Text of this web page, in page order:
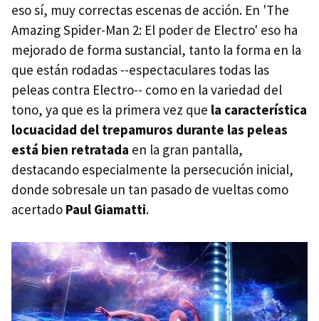
eso sí, muy correctas escenas de acción. En 'The
Amazing Spider-Man 2: El poder de Electro' eso ha
mejorado de forma sustancial, tanto la forma en la
que están rodadas --espectaculares todas las
peleas contra Electro-- como en la variedad del
tono, ya que es la primera vez que la característica
locuacidad del trepamuros durante las peleas
está bien retratada en la gran pantalla,
destacando especialmente la persecución inicial,
donde sobresale un tan pasado de vueltas como
acertado Paul Giamatti.